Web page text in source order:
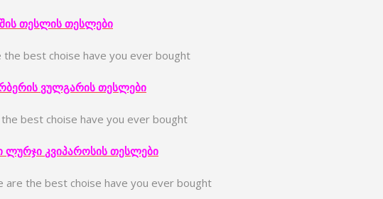
თესლის თესლები
best choise have you ever bought
ვულგარის თესლები
best choise have you ever bought
ლურჯი კვიპაროსის თესლები
the best choise have you ever bought